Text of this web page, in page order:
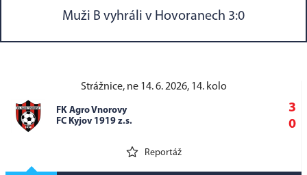
Muži B vyhráli v Hovoranech 3:0
Strážnice, ne 14. 6. 2026, 14. kolo
FK Agro Vnorovy
FC Kyjov 1919 z.s.
3
0
Reportáž